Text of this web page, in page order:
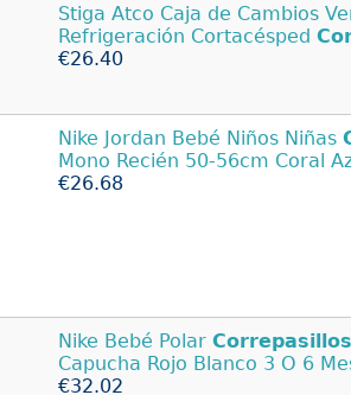
Stiga Atco Caja de Cambios
Refrigeración Cortacésped
€26.40
Nike Jordan Bebé Niños Niñas
Mono Recién 50-56cm Coral
€26.68
Nike Bebé Polar Correpasillos
Capucha Rojo Blanco 3 O 6
€32.02